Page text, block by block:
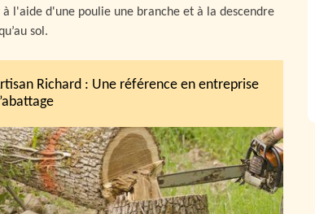
l'aide d'une poulie une branche et à la descendre
sol.
Richard : Une référence en entreprise